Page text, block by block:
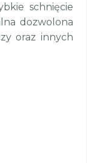
schnięcie
dozwolona
oraz innych